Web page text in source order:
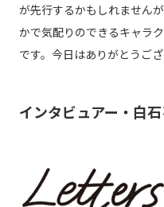
が先行するかもしれません
かで気配りのできるキャラ
です。今日はありがとうござ
インタビュアー・白